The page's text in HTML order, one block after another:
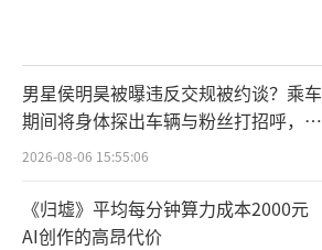
男星侯明昊被曝违反交规被约谈？乘车
期间将身体探出车辆与粉丝打招呼，当
地交警回应
2026-08-06 15:55:06
《归墟》平均每分钟算力成本2000元
AI创作的高昂代价